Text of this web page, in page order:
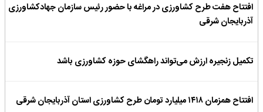
افتتاح هفت طرح کشاورزی در مراغه با حضور رئیس سازمان جهادکشاورزی
آذربایجان شرقی
تکمیل زنجیره ارزش می‌تواند راهگشای حوزه کشاورزی باشد
افتتاح همزمان ۱۴۱۸ میلیارد تومان طرح کشاورزی استان آذربایجان شرقی